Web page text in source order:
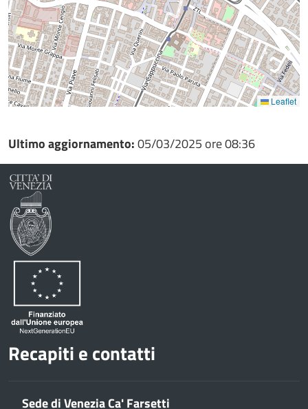
Leaflet
Ultimo aggiornamento:05/03/2025 ore 08:36
Recapiti e contatti
Sede di Venezia Ca' Farsetti